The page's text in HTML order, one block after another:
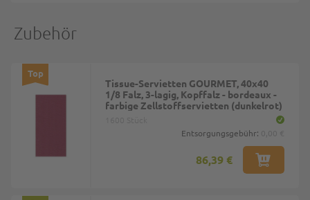
Zubehör
Top
Tissue-Servietten GOURMET, 40x40
1/8 Falz, 3-lagig, Kopffalz - bordeaux -
farbige Zellstoffservietten (dunkelrot)
Entsorgungsgebühr:
86,39 €